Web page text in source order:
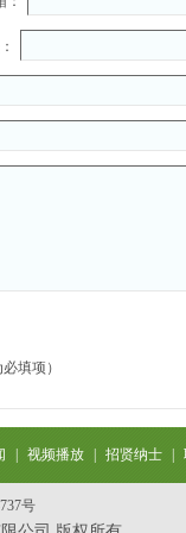
填项）
视频播放 招贤纳士
号